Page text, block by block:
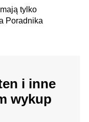
tylko
Poradnika
i inne
wykup